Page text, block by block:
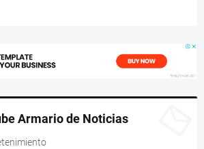
Armario de Noticias